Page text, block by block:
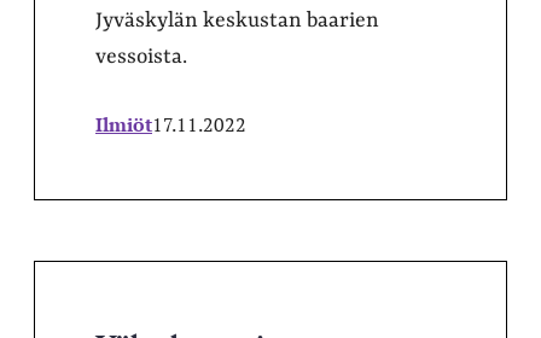
Jyväskylän keskustan baarien
vessoista.
Ilmiöt17.11.2022